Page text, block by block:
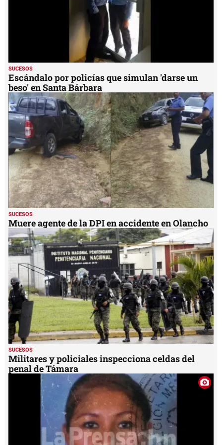
SUCESOS
Escándalo por policías que simulan 'darse un
beso' en Santa Bárbara
SUCESOS
Muere agente de la DPI en accidente en Olancho
SUCESOS
Militares y policiales inspecciona celdas del
penal de Támara